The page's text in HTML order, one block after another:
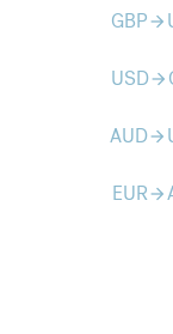
GBParrow_forward
USDarrow_forward
AUDarrow_forward
EURarrow_forward